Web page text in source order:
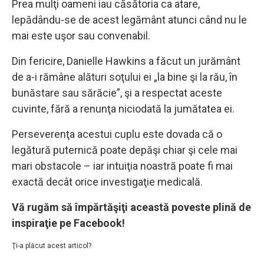
Prea mulţi oameni iau căsătoria ca atare,
lepădându-se de acest legământ atunci când nu le
mai este uşor sau convenabil.
Din fericire, Danielle Hawkins a făcut un jurământ
de a-i rămâne alături soţului ei „la bine şi la rău, în
bunăstare sau sărăcie”, şi a respectat aceste
cuvinte, fără a renunţa niciodată la jumătatea ei.
Perseverenţa acestui cuplu este dovada că o
legătură puternică poate depăşi chiar şi cele mai
mari obstacole – iar intuiţia noastră poate fi mai
exactă decât orice investigaţie medicală.
Vă rugăm să împărtăşiţi această poveste plină de
inspiraţie pe Facebook!
Ţi-a plăcut acest articol?